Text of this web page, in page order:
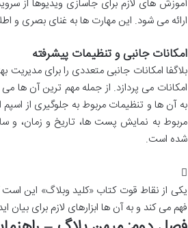
آموزش های لازم برای جاسازی ویدیوها از
ارائه می شود. این مهارت ها به غنای بصری و
امکانات جانبی و تنظیمات پیشرفته
بلاگفا امکانات جانبی متعددی را برای مدیریت
امکانات می پردازد. از جمله مهم ترین آن ها
به آن ها و تنظیمات مربوط به جلوگیری از
مربوط به نمایش پست ها، تاریخ و زمان، و
شده است.
یکی از نقاط قوت کتاب «کلید وبلاگ» این است
فهم می کند و به آن ها ابزارهای لازم برای بیان